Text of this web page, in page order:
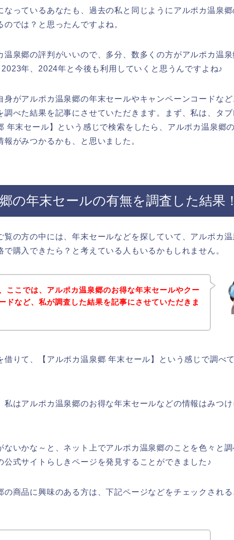
なっているあなたも、過去の私と同じようにアルポカ温泉郷
では？と思ったんですよね。
温泉郷の評判がいいので、多分、数多くの方がアルポカ温
年、2024年と今後も利用していくと思うんですよね♪
身がアルポカ温泉郷の年末セールやキャンペーンコードな
調べた結果を記事にさせていただきます。まず、私は、タブ
年末セール】という感じで検索をしたら、アルポカ温泉郷
がみつかるかも、と思いました。
の年末セールの有無を調査した結果！
覧の方の中には、年末セールなどを探していて、アルポカ
購入できたら？と考えている人もいるかもしれません。
ここでは、アルポカ温泉郷のお得な年末セールやクー
ドなど、私が調査した結果を記事にさせていただきま
借りて、【アルポカ温泉郷 年末セール】という感じで調べ
私はアルポカ温泉郷のお得な年末セールなどの情報はみつけ
ないかな～と、ネット上でアルポカ温泉郷のことを色々と調
公式サイトらしきページを発見することができました♪
の商品に興味のある方は、下記ページなどをチェックされる